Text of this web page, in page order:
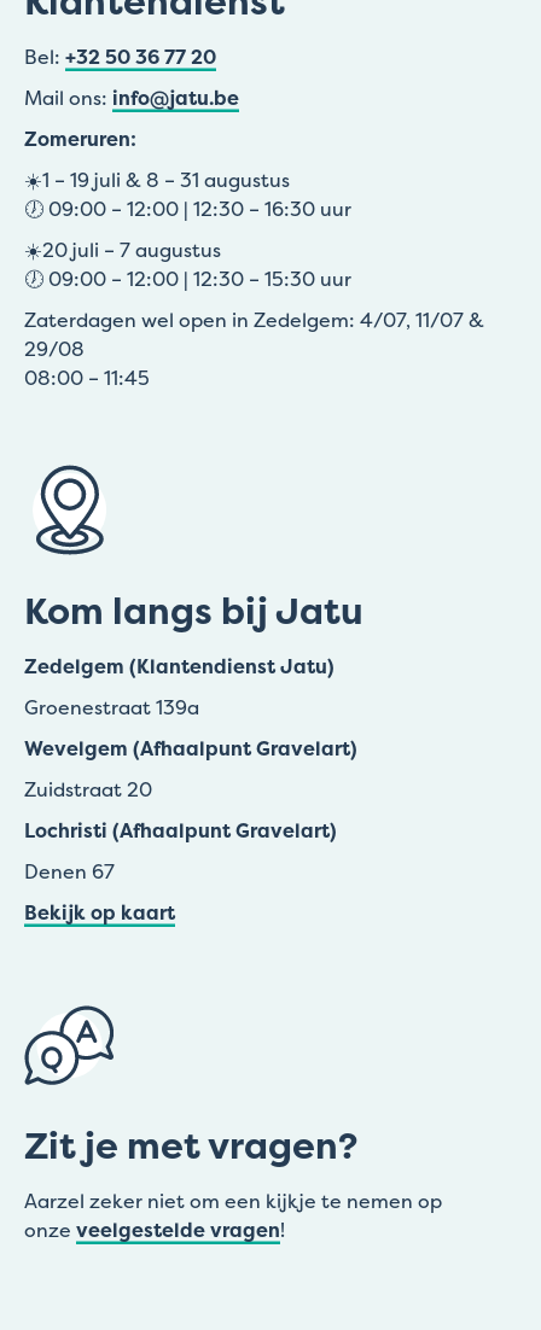
Bel: +32 50 36 77 20
Mail ons: info@jatu.be
Zomeruren:
☀️1 – 19 juli & 8 – 31 augustus
🕖 09:00 – 12:00 | 12:30 – 16:30 uur
☀️20 juli – 7 augustus
🕖 09:00 – 12:00 | 12:30 – 15:30 uur
Zaterdagen wel open in Zedelgem: 4/07, 11/07 &
29/08
08:00 – 11:45
Kom langs bij Jatu
Zedelgem (Klantendienst Jatu)
Groenestraat 139a
Wevelgem (Afhaalpunt Gravelart)
Zuidstraat 20
Lochristi (Afhaalpunt Gravelart)
Denen 67
Bekijk op kaart
Zit je met vragen?
Aarzel zeker niet om een kijkje te nemen op
onze veelgestelde vragen!